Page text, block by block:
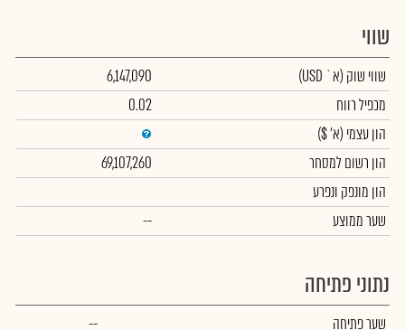
שווי
שווי שוק (א` USD)
6,147,090
מכפיל רווח
0.02
הון עצמי (א' $)
הון רשום למסחר
69,107,260
הון מונפק ונפרע
שער ממוצע
--
נתוני פתיחה
שער פתיחה --